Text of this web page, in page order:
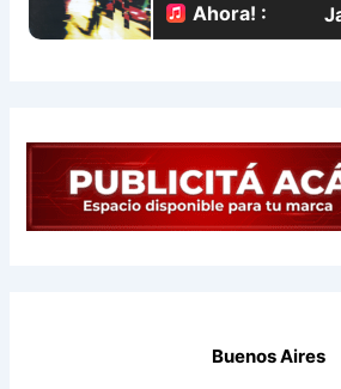
Buenos Aires